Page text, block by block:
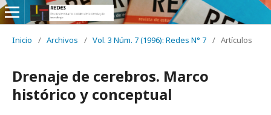
Inicio / Archivos / Vol. 3 Núm. 7 (1996): Redes N° 7 / Artículos
Drenaje de cerebros. Marco
histórico y conceptual